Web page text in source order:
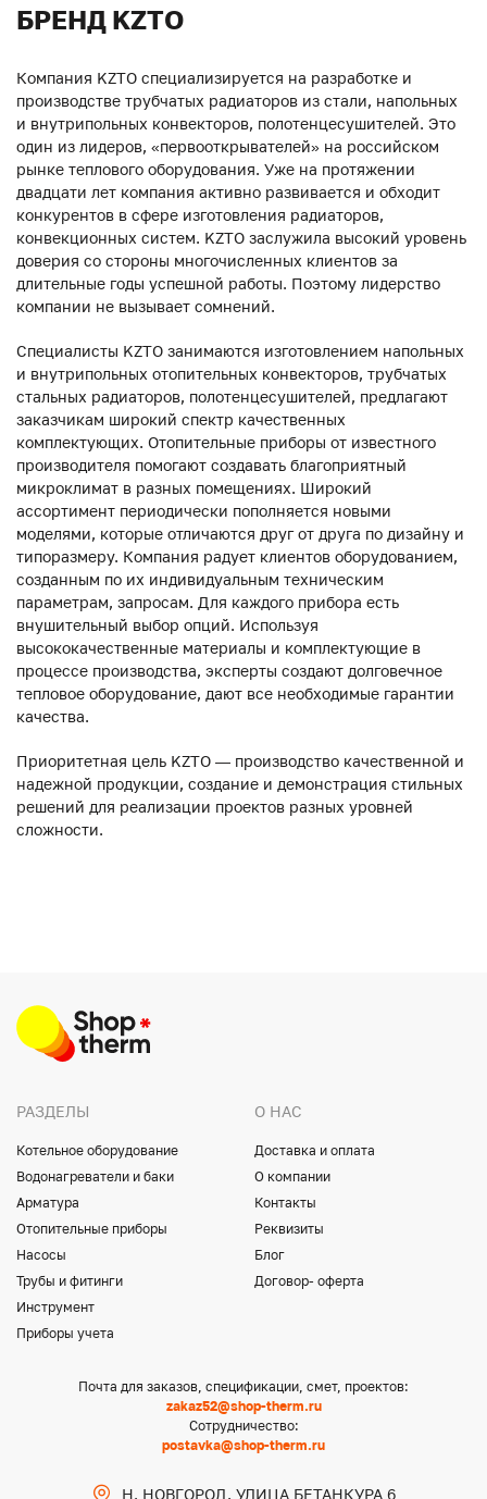
БРЕНД KZTO
Компания KZTO специализируется на разработке и
производстве трубчатых радиаторов из стали, напольных
и внутрипольных конвекторов, полотенцесушителей. Это
один из лидеров, «первооткрывателей» на российском
рынке теплового оборудования. Уже на протяжении
двадцати лет компания активно развивается и обходит
конкурентов в сфере изготовления радиаторов,
конвекционных систем. KZTO заслужила высокий уровень
доверия со стороны многочисленных клиентов за
длительные годы успешной работы. Поэтому лидерство
компании не вызывает сомнений.
Специалисты KZTO занимаются изготовлением напольных
и внутрипольных отопительных конвекторов, трубчатых
стальных радиаторов, полотенцесушителей, предлагают
заказчикам широкий спектр качественных
комплектующих. Отопительные приборы от известного
производителя помогают создавать благоприятный
микроклимат в разных помещениях. Широкий
ассортимент периодически пополняется новыми
моделями, которые отличаются друг от друга по дизайну и
типоразмеру. Компания радует клиентов оборудованием,
созданным по их индивидуальным техническим
параметрам, запросам. Для каждого прибора есть
внушительный выбор опций. Используя
высококачественные материалы и комплектующие в
процессе производства, эксперты создают долговечное
тепловое оборудование, дают все необходимые гарантии
качества.
Приоритетная цель KZTO — производство качественной и
надежной продукции, создание и демонстрация стильных
решений для реализации проектов разных уровней
сложности.
РАЗДЕЛЫ
Котельное оборудование
Водонагреватели и баки
Арматура
Отопительные приборы
Насосы
Трубы и фитинги
Инструмент
Приборы учета
О НАС
Доставка и оплата
О компании
Контакты
Реквизиты
Блог
Договор- оферта
Почта для заказов, спецификации, смет, проектов:
zakaz52@shop-therm.ru
Сотрудничество:
postavka@shop-therm.ru
Н. НОВГОРОД, УЛИЦА БЕТАНКУРА 6